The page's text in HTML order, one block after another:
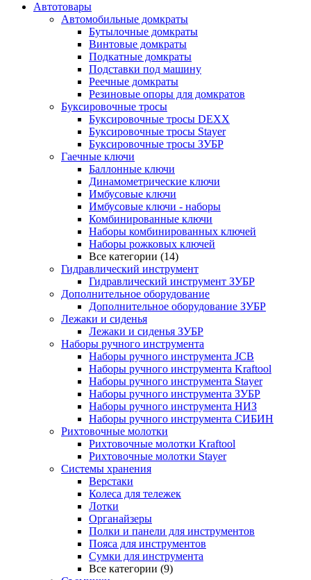
Автотовары
Автомобильные домкраты
Бутылочные домкраты
Винтовые домкраты
Подкатные домкраты
Подставки под машину
Реечные домкраты
Резиновые опоры для домкратов
Буксировочные тросы
Буксировочные тросы DEXX
Буксировочные тросы Stayer
Буксировочные тросы ЗУБР
Гаечные ключи
Баллонные ключи
Динамометрические ключи
Имбусовые ключи
Имбусовые ключи - наборы
Комбинированные ключи
Наборы комбинированных ключей
Наборы рожковых ключей
Все категории (14)
Гидравлический инструмент
Гидравлический инструмент ЗУБР
Дополнительное оборудование
Дополнительное оборудование ЗУБР
Лежаки и сиденья
Лежаки и сиденья ЗУБР
Наборы ручного инструмента
Наборы ручного инструмента JCB
Наборы ручного инструмента Kraftool
Наборы ручного инструмента Stayer
Наборы ручного инструмента ЗУБР
Наборы ручного инструмента НИЗ
Наборы ручного инструмента СИБИН
Рихтовочные молотки
Рихтовочные молотки Kraftool
Рихтовочные молотки Stayer
Системы хранения
Верстаки
Колеса для тележек
Лотки
Органайзеры
Полки и панели для инструментов
Пояса для инструментов
Сумки для инструмента
Все категории (9)